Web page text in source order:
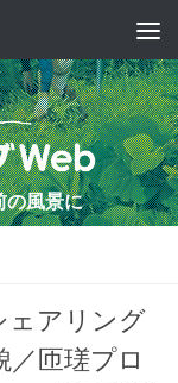
の風景に
ェアリング
匝瑳プロ